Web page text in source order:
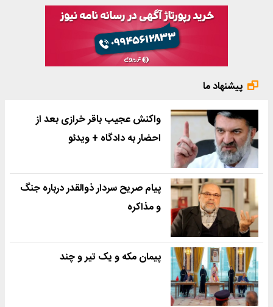
پیشنهاد ما
واکنش عجیب باقر خرازی بعد از
احضار به دادگاه + ویدئو
پیام صریح سردار ذوالقدر درباره جنگ
و مذاکره
پیمان مکه و یک تیر و چند